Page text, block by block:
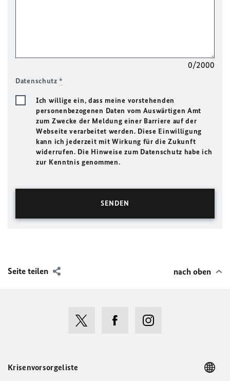
0/2000
Datenschutz*
Ich willige ein, dass meine vorstehenden
personenbezogenen Daten vom Auswärtigen Amt
zum Zwecke der Meldung einer Barriere auf der
Webseite verarbeitet werden. Diese Einwilligung
kann ich jederzeit mit Wirkung für die Zukunft
widerrufen. Die Hinweise zum Datenschutz habe ich
zur Kenntnis genommen.
Seite teilen nach oben
Krisenvorsorgeliste